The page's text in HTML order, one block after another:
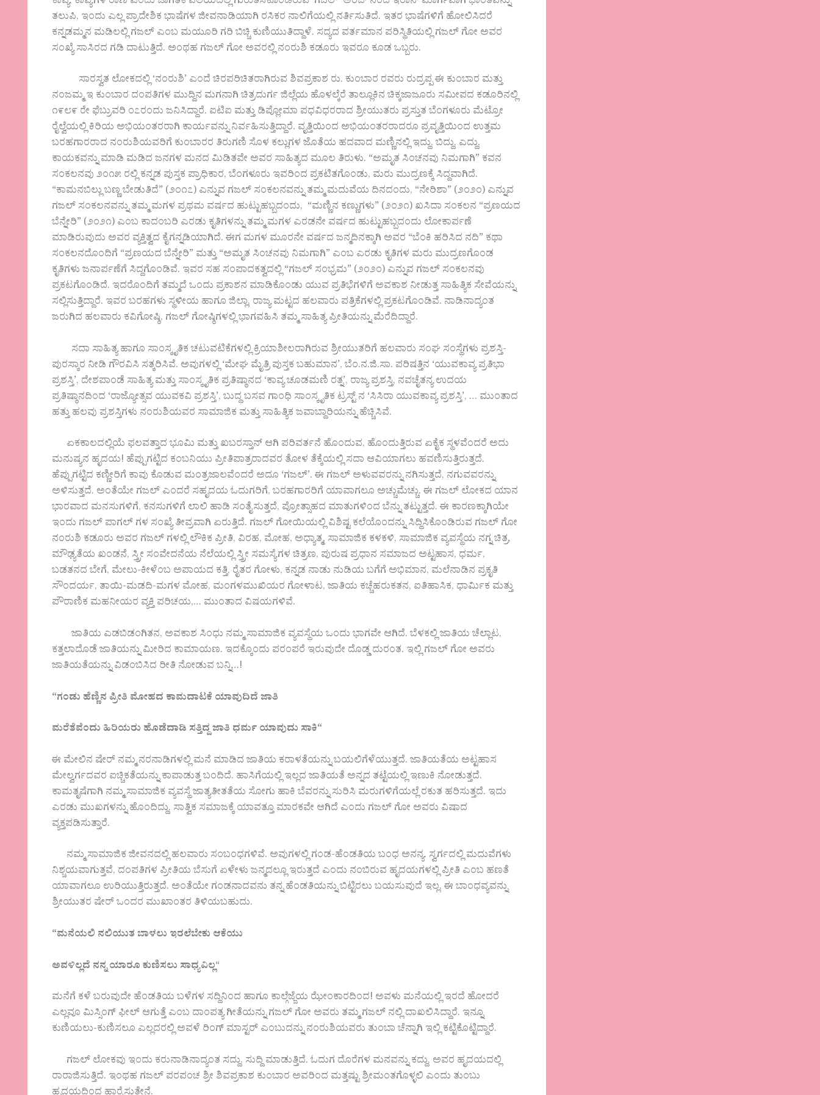
ತಲುಪಿ, ಇಂದು ಎಲ್ಲ ಪ್ರಾದೇಶಿಕ ಭಾಷೆಗಳ ಜೀವನಾಡಿಯಾಗಿ ರಸಿಕರ ನಾಲಿಗೆಯಲ್ಲಿ ನರ್ತಿಸುತಿದೆ. ಇತರ ಭಾಷೆಗಳಿಗೆ ಹೋಲಿಸಿದರೆ
ಕನ್ನಡಮ್ಮನ ಮಡಿಲಲ್ಲಿ ಗಜಲ್ ಎಂಬ ಮಯೂರಿ ಗರಿ ಬಿಚ್ಚಿ ಕುಣಿಯುತಿದ್ದಾಳೆ. ಸದ್ಯದ ವರ್ತಮಾನ ಪರಿಸ್ಥಿತಿಯಲ್ಲಿ ಗಜಲ್ ಗೋ ಅವರ
ಸಂಖ್ಯೆ ಸಾಸಿರದ ಗಡಿ ದಾಟುತ್ತಿದೆ. ಅಂಥಹ ಗಜಲ್ ಗೋ ಅವರಲ್ಲಿ ನಂರುಶಿ ಕಡೂರು ಇವರೂ ಕೂಡ ಒಬ್ಬರು.‌
ಸಾರಸ್ವತ ಲೋಕದಲ್ಲಿ ‘ನಂರುಶಿ’ ಎಂದೆ ಚಿರಪರಿಚಿತರಾಗಿರುವ ಶಿವಪ್ರಕಾಶ ರು. ಕುಂಬಾರ ರವರು ರುದ್ರಪ್ಪ ಈ ಕುಂಬಾರ ಮತ್ತು
ನಂಜಮ್ಮ ಇ ಕುಂಬಾರ ದಂಪತಿಗಳ ಮುದ್ದಿನ ಮಗನಾಗಿ ಚಿತ್ರದುರ್ಗ ಜಿಲ್ಲೆಯ ಹೊಳಲ್ಕೆರೆ‌ ತಾಲ್ಲೂಕಿನ ಚಿಕ್ಕಜಾಜೂರು ಸಮೀಪದ ಕಡೂರಿನಲ್ಲಿ
೧೯೮೯ ರೇ ಫೆಬ್ರುವರಿ ೦೭ರಂದು ಜನಿಸಿದ್ದಾರೆ. ಐಟಿಐ ಮತ್ತು ಡಿಪ್ಲೋಮಾ ಪಧವಿಧರರಾದ ಶ್ರೀಯುತರು ಪ್ರಸ್ತುತ ಬೆಂಗಳೂರು ಮೆಟ್ರೋ
ರೈಲ್ವೆಯಲ್ಲಿ ಕಿರಿಯ ಅಭಿಯಂತರರಾಗಿ ಕಾರ್ಯವನ್ನು ನಿರ್ವಹಿಸುತ್ತಿದ್ದಾರೆ. ವೃತ್ತಿಯಿಂದ ಅಭಿಯಂತರರಾದರೂ ಪ್ರವೃತ್ತಿಯಿಂದ ಉತ್ತಮ
ಬರಹಗಾರರಾದ ನಂರುಶಿಯವರಿಗೆ ಕುಂಬಾರರ ತಿರುಗಣಿ ಸೊಳ ಕಲ್ಲುಗಳ ಜೊತೆಯ ಹದವಾದ ಮಣ್ಣಿನಲ್ಲಿ ಇದ್ದು, ಬಿದ್ದು, ಎದ್ದು,
ಕಾಯಕವನ್ನು ಮಾಡಿ ಮಡಿದ ಜನಗಳ ಮನದ ಮಿಡಿತವೇ ಅವರ ಸಾಹಿತ್ಯದ ಮೂಲ ತಿರುಳು. “ಅಮೃತ ಸಿಂಚನವು ನಿಮಗಾಗಿ” ಕವನ
ಸಂಕಲನವು ೨೦೧೫ ರಲ್ಲಿ ಕನ್ನಡ ಪುಸ್ತಕ ಪ್ರಾಧಿಕಾರ, ಬೆಂಗಳೂರು ಇವರಿಂದ ಪ್ರಕಟಿತಗೊಂಡು, ಮರು ಮುದ್ರಣಕ್ಕೆ ಸಿದ್ದವಾಗಿದೆ.
“ಕಾಮನಬಿಲ್ಲು ಬಣ್ಣ ಬೇಡುತಿದೆ” (೨೦೧೭) ಎನ್ನುವ ಗಜಲ್ ಸಂಕಲನವನ್ನು ತಮ್ಮ ಮದುವೆಯ ದಿನದಂದು, “ನೇರಿಶಾ” (೨೦೨೦) ಎನ್ನುವ
ಗಜಲ್ ಸಂಕಲನವನ್ನು ತಮ್ಮ ಮಗಳ ಪ್ರಥಮ ವರ್ಷದ ಹುಟ್ಟುಹಬ್ಬದಂದು, “ಮಣ್ಣಿನ ಕಣ್ಣುಗಳು” (೨೦೨೧) ಖಸಿದಾ ಸಂಕಲನ “ಪ್ರಣಯದ
ಬೆನ್ನೇರಿ” (೨೦೨೧) ಎಂಬ ಕಾದಂಬರಿ ಎರಡು ಕೃತಿಗಳನ್ನು ತಮ್ಮ ಮಗಳ ಎರಡನೇ ವರ್ಷದ ಹುಟ್ಟುಹಬ್ಬದಂದು ಲೋಕಾರ್ಪಣೆ
ಮಾಡಿರುವುದು ಅವರ ವ್ಯಕ್ತಿತ್ವದ ಕೈಗನ್ನಡಿಯಾಗಿದೆ. ಈಗ ಮಗಳ ಮೂರನೇ ವರ್ಷದ ಜನ್ಮದಿನಕ್ಕಾಗಿ ಅವರ “ಬೆಂಕಿ ಹರಿಸಿದ ನದಿ” ಕಥಾ
ಸಂಕಲನದೊಂದಿಗೆ “ಪ್ರಣಯದ ಬೆನ್ನೇರಿ” ಮತ್ತು “ಅಮೃತ ಸಿಂಚನವು ನಿಮಗಾಗಿ” ಎಂಬ ಎರಡು ಕೃತಿಗಳ ಮರು ಮುದ್ರಣಗೊಂಡ
ಕೃತಿಗಳು ಜನಾರ್ಪಣೆಗೆ ಸಿದ್ದಗೊಂಡಿವೆ. ಇವರ ಸಹ ಸಂಪಾದಕತ್ವದಲ್ಲಿ “ಗಜಲ್ ಸಂಭ್ರಮ” (೨೦೨೦) ಎನ್ನುವ ಗಜಲ್ ಸಂಕಲನವು
ಪ್ರಕಟಗೊಂಡಿದೆ. ಇದರೊಂದಿಗೆ ತಮ್ಮದೆ ಒಂದು ಪ್ರಕಾಶನ ಮಾಡಿಕೊಂಡು ಯುವ ಪ್ರತಿಭೆಗಳಿಗೆ ಅವಕಾಶ ನೀಡುತ್ತ ಸಾಹಿತ್ಯಿಕ ಸೇವೆಯನ್ನು
ಸಲ್ಲಿಸುತ್ತಿದ್ದಾರೆ. ಇವರ ಬರಹಗಳು ಸ್ಥಳೀಯ ಹಾಗೂ ಜಿಲ್ಲಾ, ರಾಜ್ಯ ಮಟ್ಟದ ಹಲವಾರು ಪತ್ರಿಕೆಗಳಲ್ಲಿ ಪ್ರಕಟಗೊಂಡಿವೆ.‌ ನಾಡಿನಾದ್ಯಂತ
ಜರುಗಿದ ಹಲವಾರು ಕವಿಗೋಷ್ಠಿ, ಗಜಲ್ ಗೋಷ್ಠಿಗಳಲ್ಲಿ ಭಾಗವಹಿಸಿ ತಮ್ಮ ಸಾಹಿತ್ಯ ಪ್ರೀತಿಯನ್ನು ಮೆರೆದಿದ್ದಾರೆ.
ಸದಾ ಸಾಹಿತ್ಯ ಹಾಗೂ ಸಾಂಸ್ಕೃತಿಕ ಚಟುವಟಿಕೆಗಳಲ್ಲಿ ಕ್ರಿಯಾಶೀಲರಾಗಿರುವ ಶ್ರೀಯುತರಿಗೆ ಹಲವಾರು ಸಂಘ ಸಂಸ್ಥೆಗಳು ಪ್ರಶಸ್ತಿ-
ಪುರಸ್ಕಾರ ನೀಡಿ ಗೌರವಿಸಿ ಸತ್ಕರಿಸಿವೆ. ಅವುಗಳಲ್ಲಿ ‘ಮೇಘ ಮೈತ್ರಿ ಪುಸ್ತಕ ಬಹುಮಾನ’, ಬೆಂ.ನ.ಜಿ.ಸಾ. ಪರಿಷತ್ತಿನ ‘ಯುವಕಾವ್ಯ ಪ್ರತಿಭಾ
ಪ್ರಶಸ್ತಿ’, ದೇಶಪಾಂಡೆ ಸಾಹಿತ್ಯ ಮತ್ತು ಸಾಂಸ್ಕೃತಿಕ ಪ್ರತಿಷ್ಠಾನದ ‘ಕಾವ್ಯ ಚೂಡಮಣಿ ರತ್ನ’, ರಾಜ್ಯ ಪ್ರಶಸ್ತಿ, ನವಚೈತನ್ಯ ಉದಯ
ಪ್ರತಿಷ್ಠಾನದಿಂದ ‘ರಾಜ್ಯೋತ್ಸವ ಯುವಕವಿ ಪ್ರಶಸ್ತಿ’, ಬುದ್ಧ ಬಸವ ಗಾಂಧಿ ಸಾಂಸ್ಕೃತಿಕ ಟ್ರಸ್ಟ್ ನ ‘ಸಿಸಿರಾ ಯುವಕಾವ್ಯ ಪ್ರಶಸ್ತಿ’, … ಮುಂತಾದ
ಹತ್ತು ಹಲವು ಪ್ರಶಸ್ತಿಗಳು ನಂರುಶಿಯವರ ಸಾಮಾಜಿಕ ಮತ್ತು ಸಾಹಿತ್ಯಿಕ ಜವಾಬ್ದಾರಿಯನ್ನು ಹೆಚ್ಚಿಸಿವೆ.
ಏಕಕಾಲದಲ್ಲಿಯೆ ಫಲವತ್ತಾದ ಭೂಮಿ ಮತ್ತು ಖಬರಸ್ತಾನ್ ಆಗಿ ಪರಿವರ್ತನೆ ಹೊಂದುವ, ಹೊಂದುತ್ತಿರುವ ಏಕೈಕ ಸ್ಥಳವೆಂದರೆ ಅದು
ಮನುಷ್ಯನ ಹೃದಯ! ಹೆಪ್ಪುಗಟ್ಟಿದ ಕಂಬನಿಯು ಪ್ರೀತಿಪಾತ್ರರಾದವರ ತೋಳ ತೆಕ್ಕೆಯಲ್ಲಿ ಸದಾ ಆವಿಯಾಗಲು ಹವಣಿಸುತ್ತಿರುತ್ತದೆ.
ಹೆಪ್ಪುಗಟ್ಟಿದ ಕಣ್ಣೀರಿಗೆ ಕಾವು ಕೊಡುವ ಮಂತ್ರಜಾಲವೆಂದರೆ ಅದೂ ‘ಗಜಲ್’. ಈ ಗಜಲ್ ಅಳುವವರನ್ನು ನಗಿಸುತ್ತದೆ, ನಗುವವರನ್ನು
ಅಳಿಸುತ್ತದೆ. ಅಂತೆಯೇ ಗಜಲ್ ಎಂದರೆ ಸಹೃದಯ ಓದುಗರಿಗೆ, ಬರಹಗಾರರಿಗೆ ಯಾವಾಗಲೂ ಅಚ್ಚುಮೆಚ್ಚು. ಈ ಗಜಲ್ ಲೋಕದ ಯಾನ
ಭಾರವಾದ ಮನಸುಗಳಿಗೆ, ಕನಸುಗಳಿಗೆ ಲಾಲಿ ಹಾಡಿ ಸಂತೈಸುತ್ತದೆ, ಪ್ರೋತ್ಸಾಹದ ಮಾತುಗಳಿಂದ ಬೆನ್ನು ತಟ್ಟುತ್ತದೆ. ಈ ಕಾರಣಕ್ಕಾಗಿಯೇ
ಇಂದು ಗಜಲ್ ಪಾಗಲ್ ಗಳ ಸಂಖ್ಯೆ ತೀವ್ರವಾಗಿ ಏರುತ್ತಿದೆ. ಗಜಲ್ ಗೋಯಿಯಲ್ಲಿ ವಿಶಿಷ್ಟ ಕಲೆಯೊಂದನ್ನು ಸಿದ್ಧಿಸಿಕೊಂಡಿರುವ ಗಜಲ್ ಗೋ
ನಂರುಶಿ ಕಡೂರು ಅವರ ಗಜಲ್ ಗಳಲ್ಲಿ ಲೌಕಿಕ ಪ್ರೀತಿ, ವಿರಹ, ಮೋಹ, ಅಧ್ಯಾತ್ಮ, ಸಾಮಾಜಿಕ ಕಳಕಳಿ, ಸಾಮಾಜಿಕ ವ್ಯವಸ್ಥೆಯ ನಗ್ನ ಚಿತ್ರ,
ಮೌಢ್ಯತೆಯ ಖಂಡನೆ, ಸ್ತ್ರೀ ಸಂವೇದನೆಯ ನೆಲೆಯಲ್ಲಿ ಸ್ತ್ರೀ ಸಮಸ್ಯೆಗಳ ಚಿತ್ರಣ, ಪುರುಷ ಪ್ರಧಾನ ಸಮಾಜದ ಅಟ್ಟಹಾಸ, ಧರ್ಮ,
ಬಡತನದ ಬೇಗೆ, ಮೇಲು-ಕೀಳೆಂಬ ಅಪಾಯದ ಕತ್ತಿ, ರೈತರ ಗೋಳು, ಕನ್ನಡ ನಾಡು ನುಡಿಯ ಬಗೆಗೆ ಅಭಿಮಾನ, ಮಲೆನಾಡಿನ ಪ್ರಕೃತಿ
ಸೌಂದರ್ಯ, ತಾಯಿ-ಮಡದಿ-ಮಗಳ ಮೋಹ, ಮಂಗಳಮುಖಿಯರ ಗೋಳಾಟ, ಜಾತಿಯ ಕಚ್ಚೆಹರುಕತನ, ಐತಿಹಾಸಿಕ, ಧಾರ್ಮಿಕ ಮತ್ತು
ಪೌರಾಣಿಕ ಮಹನೀಯರ ವ್ಯಕ್ತಿ ಪರಿಚಯ,… ಮುಂತಾದ ವಿಷಯಗಳಿವೆ.
ಜಾತಿಯ ಎಡಬಿಡಂಗಿತನ, ಅವಕಾಶ ಸಿಂಧು ನಮ್ಮ ಸಾಮಾಜಿಕ ವ್ಯವಸ್ಥೆಯ ಒಂದು ಭಾಗವೇ ಆಗಿದೆ. ಬೆಳಕಲ್ಲಿ ಜಾತಿಯ ಚೆಲ್ಲಾಟ,
ಕತ್ತಲಾದೊಡೆ ಜಾತಿಯನ್ನು ಮೀರಿದ ಕಾಮಾಯಣ. ಇದಕ್ಕೊಂದು ಪರಂಪರೆ ಇರುವುದೇ ದೊಡ್ಡ ದುರಂತ.‌ ಇಲ್ಲಿ ಗಜಲ್ ಗೋ ಅವರು
ಜಾತಿಯತೆಯನ್ನು ವಿಡಂಬಿಸಿದ ರೀತಿ ನೋಡುವ ಬನ್ನಿ…!
“ಗಂಡು ಹೆಣ್ಣಿನ ಪ್ರೀತಿ ಮೋಹದ ಕಾಮದಾಟಕೆ ಯಾವುದಿದೆ ಜಾತಿ
ಮರೆತೆವೆಂದು ಹಿರಿಯರು ಹೊಡೆದಾಡಿ ಸತ್ತಿದ್ದಜಾತಿ ಧರ್ಮಯಾವುದು ಸಾಕಿ“
ಈ ಮೇಲಿನ ಷೇರ್ ನಮ್ಮ ನರನಾಡಿಗಳಲ್ಲಿ ಮನೆ ಮಾಡಿದ ಜಾತಿಯ ಕರಾಳತೆಯನ್ನು ಬಯಲಿಗೆಳೆಯುತ್ತದೆ. ಜಾತಿಯತೆಯ ಅಟ್ಟಹಾಸ
ಮೇಲ್ವರ್ಗದವರ ಐಚ್ಚಿಕತೆಯನ್ನು ಕಾಪಾಡುತ್ತ ಬಂದಿದೆ. ಹಾಸಿಗೆಯಲ್ಲಿ ಇಲ್ಲದ ಜಾತಿಯತೆ ಅನ್ನದ ತಟ್ಟೆಯಲ್ಲಿ ಇಣುಕಿ ನೋಡುತ್ತದೆ.
ಕಾಮತೃಷೆಗಾಗಿ ನಮ್ಮ ಸಾಮಾಜಿಕ ವ್ಯವಸ್ಥೆ ಜಾತ್ಯತೀತತೆಯ ಸೋಗು ಹಾಕಿ ಬೆವರನ್ನು ಸುರಿಸಿ ಮರುಗಳಿಗೆಯಲ್ಲೆ ರಕುತ ಹರಿಸುತ್ತದೆ. ಇದು
ಎರಡು ಮುಖಗಳನ್ನು ಹೊಂದಿದ್ದು, ಸಾತ್ವಿಕ ಸಮಾಜಕ್ಕೆ ಯಾವತ್ತೂ ಮಾರಕವೇ ಆಗಿದೆ ಎಂದು ಗಜಲ್ ಗೋ ಅವರು ವಿಷಾದ
ವ್ಯಕ್ತಪಡಿಸುತ್ತಾರೆ.‌
ನಮ್ಮ ಸಾಮಾಜಿಕ ಜೀವನದಲ್ಲಿ ಹಲವಾರು ಸಂಬಂಧಗಳಿವೆ. ಅವುಗಳಲ್ಲಿ ಗಂಡ-ಹೆಂಡತಿಯ ಬಂಧ ಅನನ್ಯ. ಸ್ವರ್ಗದಲ್ಲಿ ಮದುವೆಗಳು
ನಿಶ್ಚಯವಾಗುತ್ತವೆ, ದಂಪತಿಗಳ ಪ್ರೀತಿಯ ಬೆಸುಗೆ ಏಳೇಳು ಜನ್ಮದಲ್ಲೂ ಇರುತ್ತದೆ ಎಂದು ನಂಬಿರುವ ಹೃದಯಗಳಲ್ಲಿ ಪ್ರೀತಿ ಎಂಬ ಹಣತೆ
ಯಾವಾಗಲೂ ಉರಿಯುತ್ತಿರುತ್ತದೆ. ಅಂತೆಯೇ ಗಂಡನಾದವನು ತನ್ನ ಹೆಂಡತಿಯನ್ನು ಬಿಟ್ಟಿರಲು ಬಯಸುವುದೆ ಇಲ್ಲ. ಈ ಬಾಂಧವ್ಯವನ್ನು
ಶ್ರೀಯುತರ ಷೇರ್ ಒಂದರ ಮುಖಾಂತರ ತಿಳಿಯಬಹುದು.
“ಮನೆಯಲಿ ನಲಿಯುತ ಬಾಳಲು ಇರಲೆಬೇಕು ಆಕೆಯು
ಅವಳಿಲ್ಲದೆ ನನ್ನಯಾರೂ ಕುಣಿಸಲು ಸಾಧ್ಯವಿಲ್ಲ“
ಮನೆಗೆ ಕಳೆ ಬರುವುದೇ ಹೆಂಡತಿಯ ಬಳೆಗಳ ಸದ್ದಿನಿಂದ ಹಾಗೂ ಕಾಲ್ಗೆಜ್ಜೆಯ ಝೇಂಕಾರದಿಂದ! ಅವಳು ಮನೆಯಲ್ಲಿ ಇರದೆ ಹೋದರೆ
ಎಲ್ಲವೂ ಮಿಸ್ಸಿಂಗ್ ಫೀಲ್ ಆಗುತ್ತೆ ಎಂಬ ದಾಂಪತ್ಯ ಗೀತೆಯನ್ನು ಗಜಲ್ ಗೋ ಅವರು ತಮ್ಮ ಗಜಲ್ ನಲ್ಲಿ ದಾಖಲಿಸಿದ್ದಾರೆ. ಇನ್ನೂ
ಕುಣಿಯಲು-ಕುಣಿಸಲೂ ಎಲ್ಲದರಲ್ಲಿ ಅವಳೆ ರಿಂಗ್ ಮಾಸ್ಟರ್ ಎಂಬುದನ್ನು ನಂರುಶಿಯವರು ತುಂಬಾ ಚೆನ್ನಾಗಿ ಇಲ್ಲಿ ಕಟ್ಟಿಕೊಟ್ಟಿದ್ದಾರೆ.
ಗಜಲ್ ಲೋಕವು ಇಂದು ಕರುನಾಡಿನಾದ್ಯಂತ ಸದ್ದು, ಸುದ್ದಿ ಮಾಡುತ್ತಿದೆ.‌ ಓದುಗ ದೊರೆಗಳ ಮನವನ್ನು ಕದ್ದು, ಅವರ ಹೃದಯದಲ್ಲಿ
ರಾರಾಜಿಸುತ್ತಿದೆ. ಇಂಥಹ ಗಜಲ್ ಪರಪಂಚ ಶ್ರೀ ಶಿವಪ್ರಕಾಶ ಕುಂಬಾರ ಅವರಿಂದ ಮತ್ತಷ್ಟು ಶ್ರೀಮಂತಗೊಳ್ಳಲಿ ಎಂದು ತುಂಬು